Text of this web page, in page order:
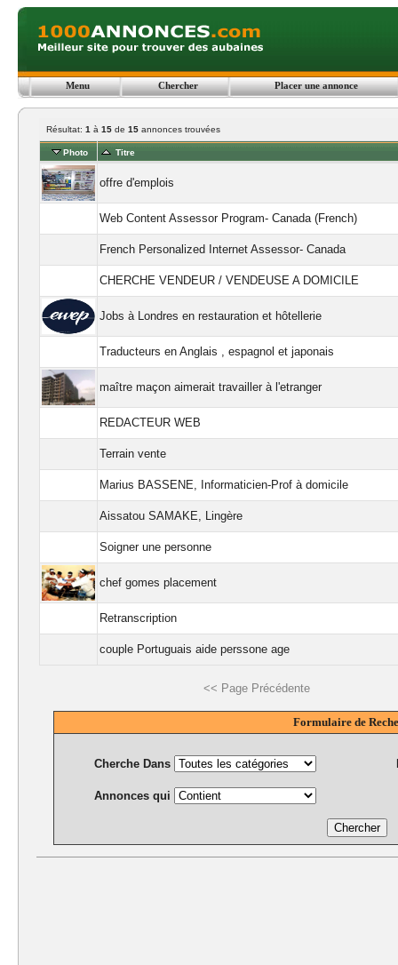
Menu Chercher Placer une annonce
Résultat: 1 à 15 de 15 annonces trouvées
Photo Titre
offre d'emplois
Web Content Assessor Program- Canada (French)
French Personalized Internet Assessor- Canada
CHERCHE VENDEUR / VENDEUSE A DOMICILE
Jobs à Londres en restauration et hôtellerie
Traducteurs en Anglais , espagnol et japonais
maître maçon aimerait travailler à l'etranger
REDACTEUR WEB
Terrain vente
Marius BASSENE, Informaticien-Prof à domicile
Aissatou SAMAKE, Lingère
Soigner une personne
chef gomes placement
Retranscription
couple Portuguais aide perssone age
<< Page Précédente
Formulaire de
Cherche Dans
Annonces qui